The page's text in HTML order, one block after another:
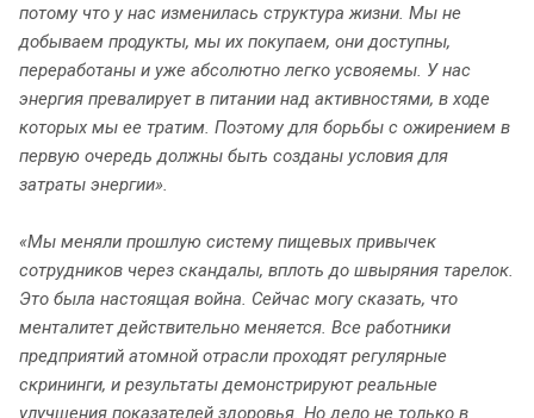
потому что у нас изменилась структура жизни. Мы не
добываем продукты, мы их покупаем, они доступны,
переработаны и уже абсолютно легко усвояемы. У нас
энергия превалирует в питании над активностями, в ходе
которых мы ее тратим. Поэтому для борьбы с ожирением в
первую очередь должны быть созданы условия для
затраты энергии».
«Мы меняли прошлую систему пищевых привычек
сотрудников через скандалы, вплоть до швыряния тарелок.
Это была настоящая война. Сейчас могу сказать, что
менталитет действительно меняется. Все работники
предприятий атомной отрасли проходят регулярные
скрининги, и результаты демонстрируют реальные
улучшения показателей здоровья. Но дело не только в